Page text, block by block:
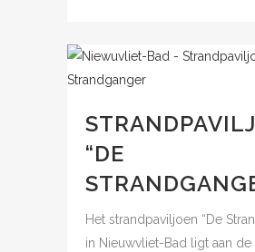
“DE
Het strandpaviljoen “De
in Nieuwvliet-Bad ligt aan de